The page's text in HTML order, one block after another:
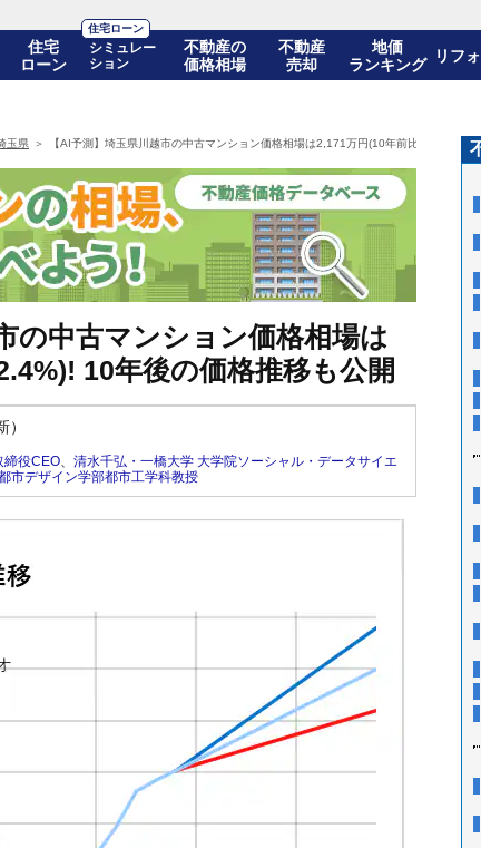
住宅
ローン
住宅ローン
シミュレー
ション
不動産の
価格相場
不動産
売却
地価
ランキング
リフ
玉県 【AI予測】埼玉県川越市の中古マンション価格相場は2,171万円(10年前比+92.4%)!
の中古マンション価格相場は
10年後の価格推移も公開
締役CEO、 清水千弘・一橋大学 大学院ソーシャル・データサイエ
市デザイン学部都市工学科教授